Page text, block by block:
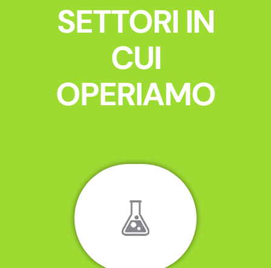
SETTORI IN
CUI
OPERIAMO